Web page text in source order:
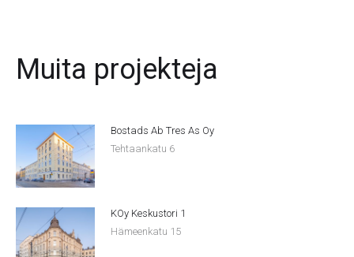
Muita projekteja
Bostads Ab Tres As Oy
Tehtaankatu 6
KOy Keskustori 1
Hämeenkatu 15